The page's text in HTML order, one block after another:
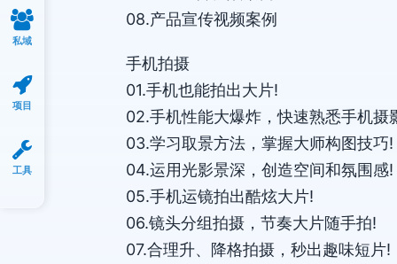
08.产品宣传视频案例
手机拍摄
01.手机也能拍出大片!
02.手机性能大爆炸，快速熟悉手机摄
03.学习取景方法，掌握大师构图技巧!
04.运用光影景深，创造空间和氛围感!
05.手机运镜拍出酷炫大片!
06.镜头分组拍摄，节奏大片随手拍!
07.合理升、降格拍摄，秒出趣味短片!
私域
项目
工具